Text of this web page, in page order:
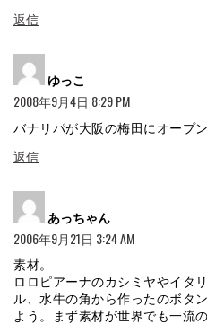
返信
ゆっこ
2008年9月4日 8:29 PM
バナリパが大阪の梅田にオープ
返信
あっちゃん
2006年9月21日 3:24 AM
素材。
ロロピアーナのカシミヤやイタ
ル、水牛の角から作ったのボタ
よう。まず素材が世界でも一流